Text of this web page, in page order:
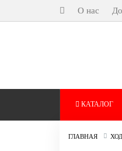
О нас
КАТАЛОГ
ГЛАВНАЯ